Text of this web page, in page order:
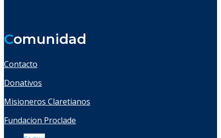
Comunidad
Contacto
Donativos
Misioneros Claretianos
Fundacion Proclade